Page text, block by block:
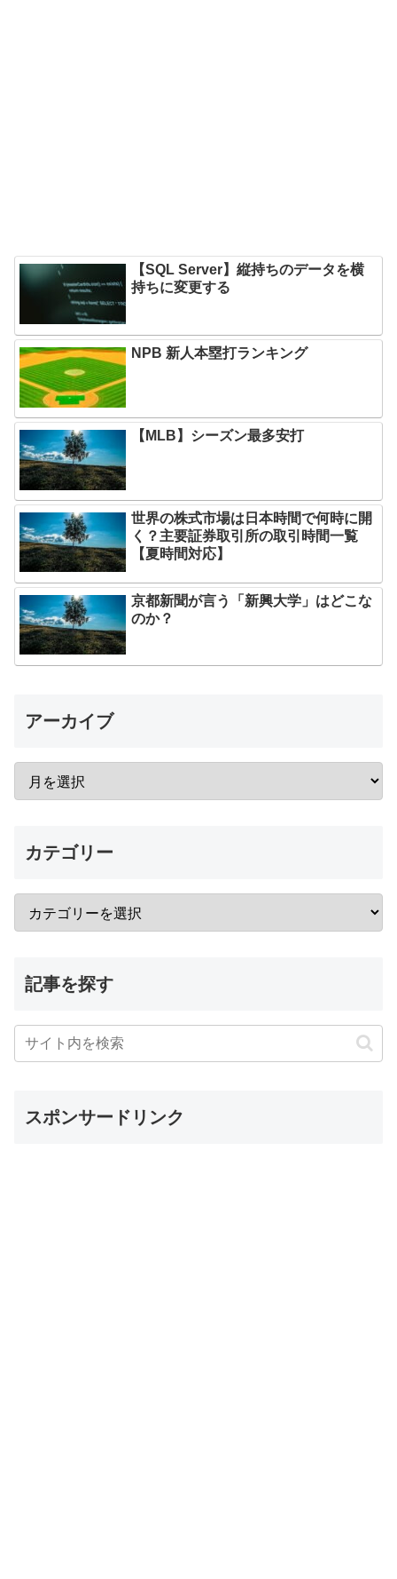
【SQL Server】縦持ちのデータを横
持ちに変更する
NPB 新人本塁打ランキング
【MLB】シーズン最多安打
世界の株式市場は日本時間で何時に開
く？主要証券取引所の取引時間一覧
【夏時間対応】
京都新聞が言う「新興大学」はどこな
のか？
アーカイブ
カテゴリー
記事を探す
スポンサードリンク